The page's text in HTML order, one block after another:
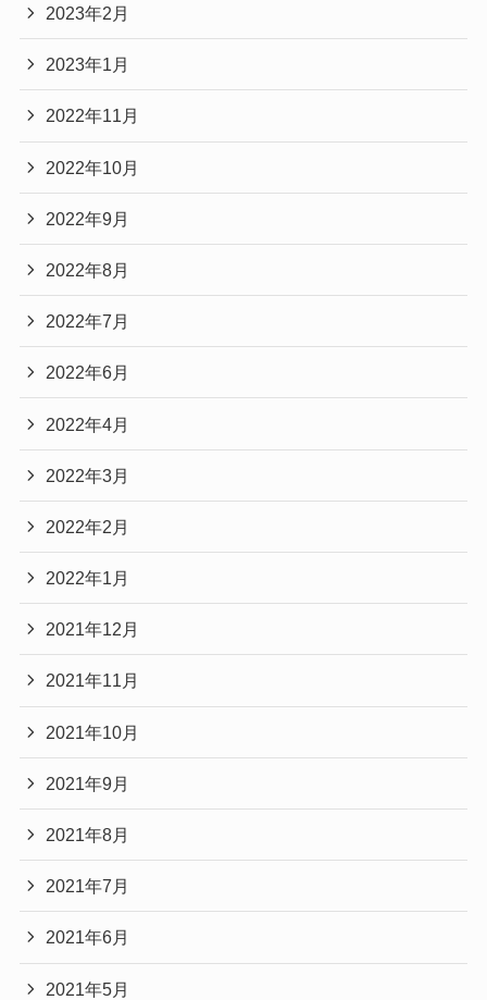
2023年2月
2023年1月
2022年11月
2022年10月
2022年9月
2022年8月
2022年7月
2022年6月
2022年4月
2022年3月
2022年2月
2022年1月
2021年12月
2021年11月
2021年10月
2021年9月
2021年8月
2021年7月
2021年6月
2021年5月